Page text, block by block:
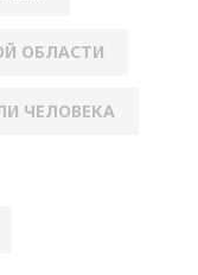
ОБЛАСТИ
ЧЕЛОВЕКА